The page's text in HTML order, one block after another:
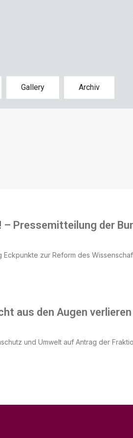
Gallery Archiv
Pressemitteilung der
Eckpunkte zur Reform des
aus den Augen verlieren
und Umwelt auf Antrag der